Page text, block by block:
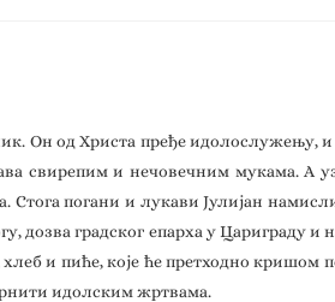
Он од Христа пређе
свирепим и нечовечним мукама. А
погани и лукави Јулијан
дозва градског епарха у Цариграду и
и пиће, које ће претходно
идолским жртвама.